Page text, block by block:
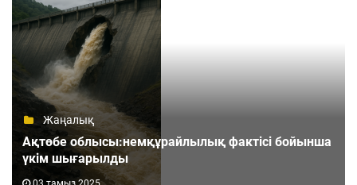
Жаңалық
Ақтөбе облысы:немқұрайлылық фактісі бойынша
үкім шығарылды